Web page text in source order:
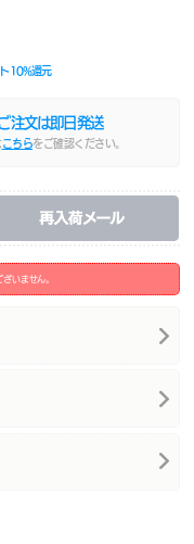
10%還元
注文は即日発送
こちらをご確認ください。
いません。